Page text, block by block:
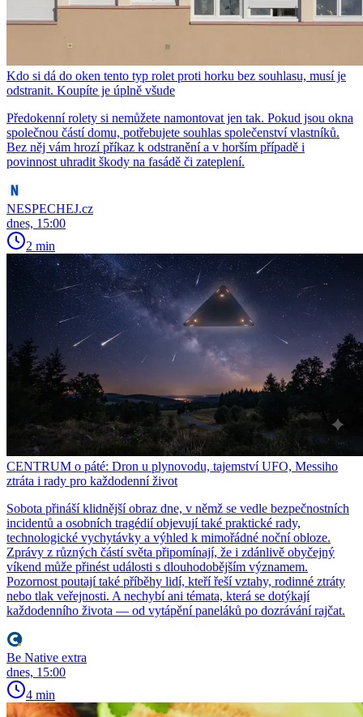
Kdo si dá do oken tento typ rolet proti horku bez souhlasu, musí je
odstranit. Koupíte je úplně všude
Předokenní rolety si nemůžete namontovat jen tak. Pokud jsou okna
společnou částí domu, potřebujete souhlas společenství vlastníků.
Bez něj vám hrozí příkaz k odstranění a v horším případě i
povinnost uhradit škody na fasádě či zateplení.
NESPECHEJ.cz
dnes, 15:00
2 min
CENTRUM o páté: Dron u plynovodu, tajemství UFO, Messiho
ztráta i rady pro každodenní život
Sobota přináší klidnější obraz dne, v němž se vedle bezpečnostních
incidentů a osobních tragédií objevují také praktické rady,
technologické vychytávky a výhled k mimořádné noční obloze.
Zprávy z různých částí světa připomínají, že i zdánlivě obyčejný
víkend může přinést události s dlouhodobějším významem.
Pozornost poutají také příběhy lidí, kteří řeší vztahy, rodinné ztráty
nebo tlak veřejnosti. A nechybí ani témata, která se dotýkají
každodenního života — od vytápění paneláků po dozrávání rajčat.
Be Native extra
dnes, 15:00
4 min